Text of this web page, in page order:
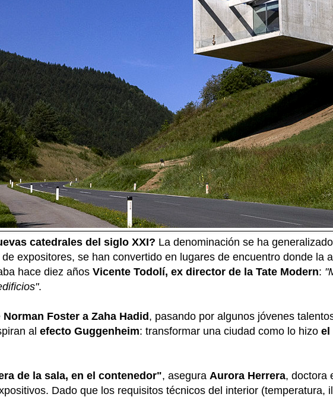
catedrales del siglo XXI? La denominación se ha
expositores, se han convertido en lugares de encuentro donde la
hace diez años Vicente Todolí, ex director de la Tate Modern:
.
Norman Foster a Zaha Hadid, pasando por algunos jóvenes
al efecto Guggenheim: transformar una ciudad como lo hizo el
de la sala, en el contenedor", asegura Aurora Herrera, doctora
Dado que los requisitos técnicos del interior (temperatura,